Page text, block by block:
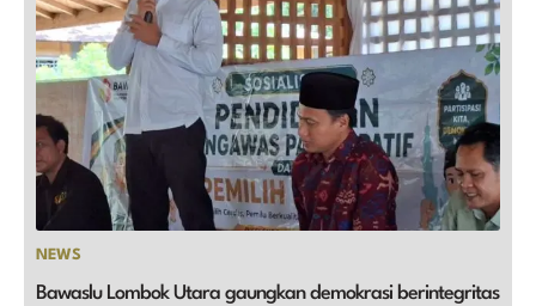
NEWS
Bawaslu Lombok Utara gaungkan demokrasi berintegritas